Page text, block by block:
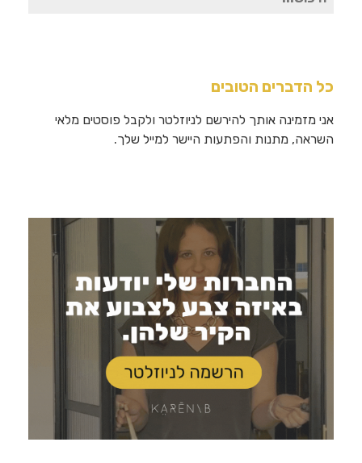
כל הדברים הטובים
אני מזמינה אותך להירשם לניוזלטר ולקבל פוסטים מלאי
השראה, מתנות והפתעות היישר למייל שלך.